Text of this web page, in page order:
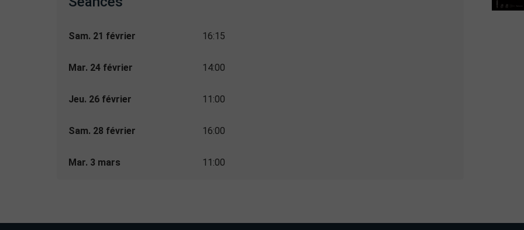
Sam. 21 février 16:15
Mar. 24 février 14:00
Jeu. 26 février 11:00
Sam. 28 février 16:00
Mar. 3 mars 11:00